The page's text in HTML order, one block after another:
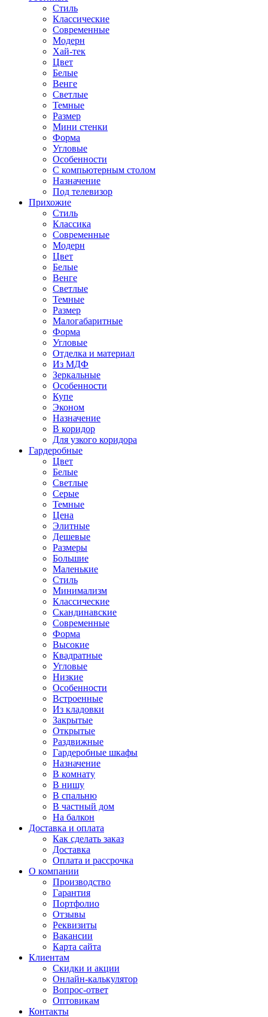
Стиль
Классические
Современные
Модерн
Хай-тек
Цвет
Белые
Венге
Светлые
Темные
Размер
Мини стенки
Форма
Угловые
Особенности
С компьютерным столом
Назначение
Под телевизор
Прихожие
Стиль
Классика
Современные
Модерн
Цвет
Белые
Венге
Светлые
Темные
Размер
Малогабаритные
Форма
Угловые
Отделка и материал
Из МДФ
Зеркальные
Особенности
Купе
Эконом
Назначение
В коридор
Для узкого коридора
Гардеробные
Цвет
Белые
Светлые
Серые
Темные
Цена
Элитные
Дешевые
Размеры
Большие
Маленькие
Стиль
Минимализм
Классические
Скандинавские
Современные
Форма
Высокие
Квадратные
Угловые
Низкие
Особенности
Встроенные
Из кладовки
Закрытые
Открытые
Раздвижные
Гардеробные шкафы
Назначение
В комнату
В нишу
В спальню
В частный дом
На балкон
Доставка и оплата
Как сделать заказ
Доставка
Оплата и рассрочка
О компании
Производство
Гарантия
Портфолио
Отзывы
Реквизиты
Вакансии
Карта сайта
Клиентам
Скидки и акции
Онлайн-калькулятор
Вопрос-ответ
Оптовикам
Контакты